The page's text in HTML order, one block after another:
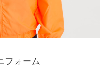
フォーム